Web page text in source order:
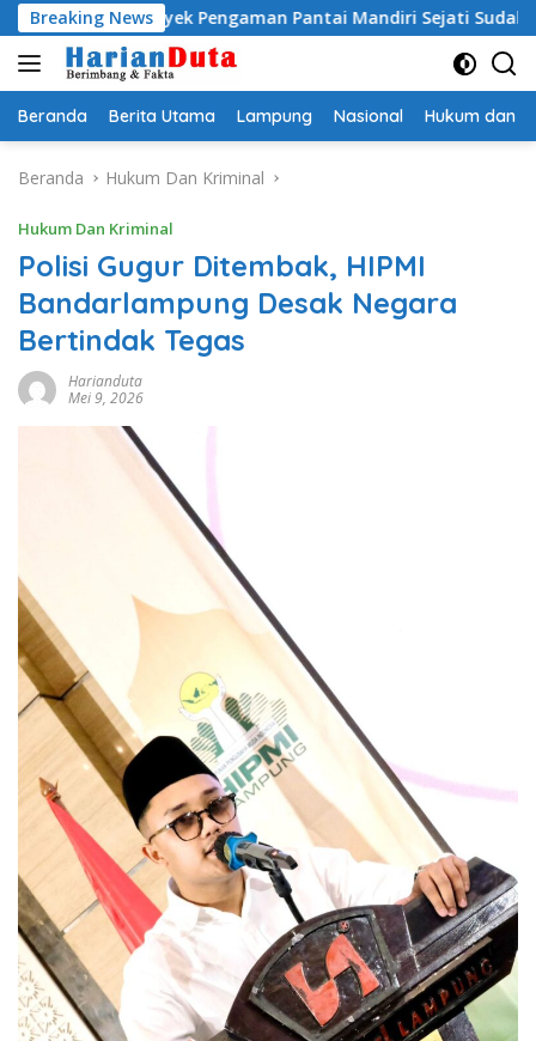
Langsung
ke
konten
Breaking News
Pengaman Pantai Mandiri Sejati Sudah Sesuai
Beranda Berita Utama Lampung Nasional Hukum dan
Beranda Hukum Dan Kriminal
Hukum Dan Kriminal
Polisi Gugur Ditembak, HIPMI
Bandarlampung Desak Negara
Bertindak Tegas
Harianduta
Mei 9, 2026